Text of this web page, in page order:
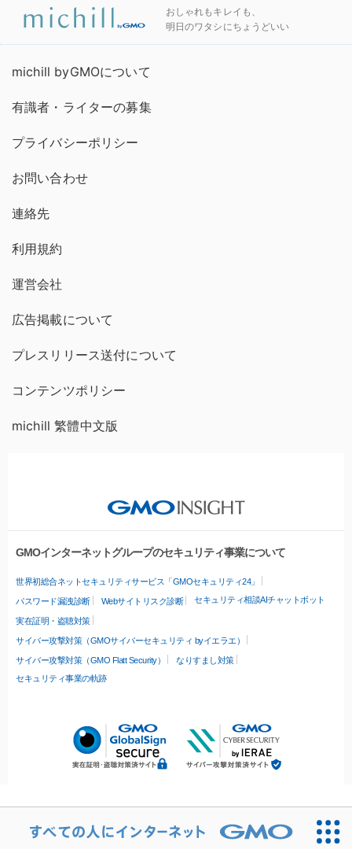
おしゃれもキレイも、
明日のワタシにちょうどいい
michill byGMOについて
有識者・ライターの募集
プライバシーポリシー
お問い合わせ
連絡先
利用規約
運営会社
広告掲載について
プレスリリース送付について
コンテンツポリシー
michill 繁體中文版
GMOインターネットグループのセキュリティ事業について
世界初総合ネットセキュリティサービス「GMOセキュリティ24」
パスワード漏洩診断 Webサイトリスク診断 セキュリティ相談AIチャットボット
実在証明・盗聴対策
サイバー攻撃対策（GMOサイバーセキュリティ byイエラエ）
サイバー攻撃対策（GMO Flatt Security）
なりすまし対策
セキュリティ事業の軌跡